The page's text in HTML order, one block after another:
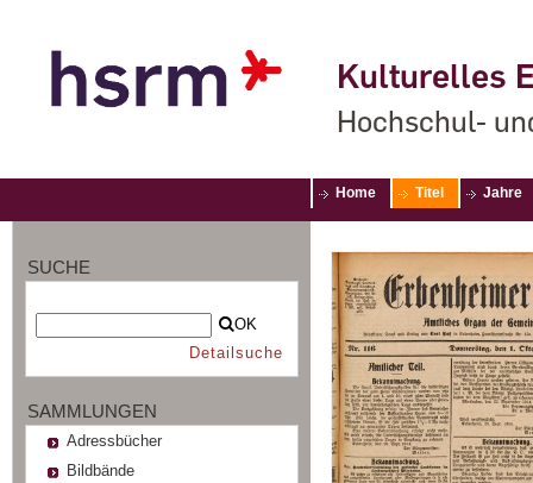
Kulturelles
Hochschul-
Home Titel Jahre
SUCHE
OK
Detailsuche
SAMMLUNGEN
Adressbücher
Bildbände